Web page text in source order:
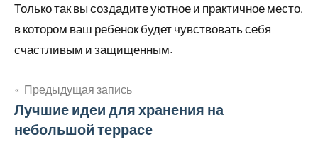
Только так вы создадите уютное и практичное место,
в котором ваш ребенок будет чувствовать себя
счастливым и защищенным.
Навигация
по
Предыдущая запись
Лучшие идеи для хранения на
небольшой террасе